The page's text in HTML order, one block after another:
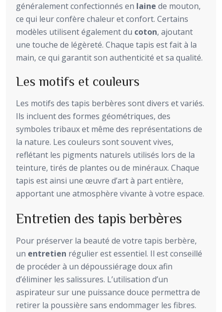
généralement confectionnés en laine de mouton,
ce qui leur confère chaleur et confort. Certains
modèles utilisent également du coton, ajoutant
une touche de légèreté. Chaque tapis est fait à la
main, ce qui garantit son authenticité et sa qualité.
Les motifs et couleurs
Les motifs des tapis berbères sont divers et variés.
Ils incluent des formes géométriques, des
symboles tribaux et même des représentations de
la nature. Les couleurs sont souvent vives,
reflétant les pigments naturels utilisés lors de la
teinture, tirés de plantes ou de minéraux. Chaque
tapis est ainsi une œuvre d’art à part entière,
apportant une atmosphère vivante à votre espace.
Entretien des tapis berbères
Pour préserver la beauté de votre tapis berbère,
un entretien régulier est essentiel. Il est conseillé
de procéder à un dépoussiérage doux afin
d’éliminer les salissures. L’utilisation d’un
aspirateur sur une puissance douce permettra de
retirer la poussière sans endommager les fibres.